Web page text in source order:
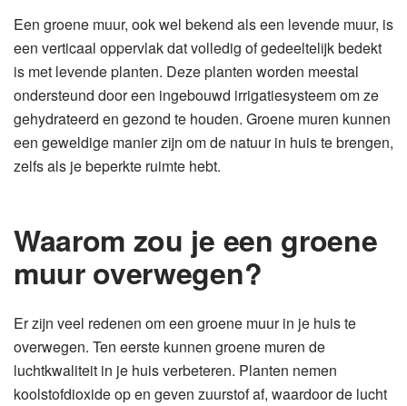
Een groene muur, ook wel bekend als een levende muur, is
een verticaal oppervlak dat volledig of gedeeltelijk bedekt
is met levende planten. Deze planten worden meestal
ondersteund door een ingebouwd irrigatiesysteem om ze
gehydrateerd en gezond te houden. Groene muren kunnen
een geweldige manier zijn om de natuur in huis te brengen,
zelfs als je beperkte ruimte hebt.
Waarom zou je een groene
muur overwegen?
Er zijn veel redenen om een groene muur in je huis te
overwegen. Ten eerste kunnen groene muren de
luchtkwaliteit in je huis verbeteren. Planten nemen
koolstofdioxide op en geven zuurstof af, waardoor de lucht